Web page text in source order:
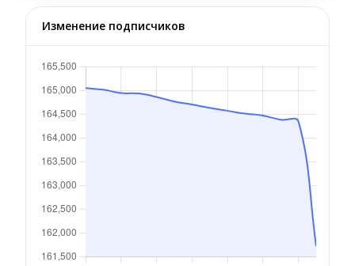
Изменение подписчиков